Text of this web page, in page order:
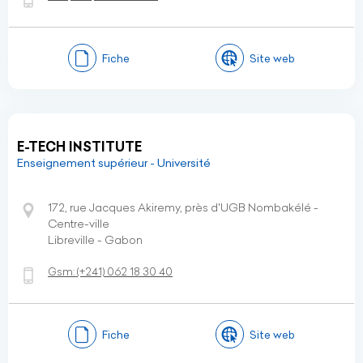
Fiche Site web
E-TECH INSTITUTE
Enseignement supérieur - Université
172, rue Jacques Akiremy, près d'UGB Nombakélé -
Centre-ville
Libreville - Gabon
Gsm:(+241) 062 18 30 40
Fiche Site web